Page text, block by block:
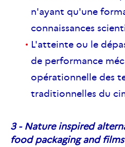
n'ayant qu'une
connaissances
L'atteinte ou le
de performance
opérationnelle des
traditionnelles du
3 - Nature inspired
food packaging and films